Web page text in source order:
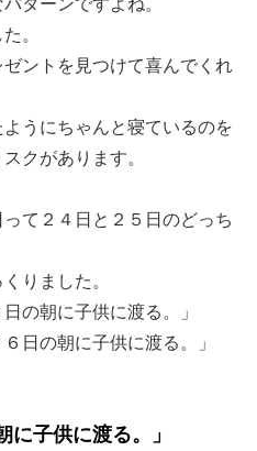
。
ントを見つけて喜んでくれ
うにちゃんと寝ているのを
クがあります。
て２４日と２５日のどっち
りました。
の朝に子供に渡る。」
日の朝に子供に渡る。」
に子供に渡る。」